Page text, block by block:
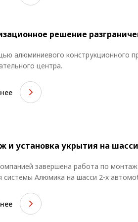
решение
алюминиевого конструкционного
центра.
и установка укрытия на
завершена работа по
системы Алюмика на шасси 2-х